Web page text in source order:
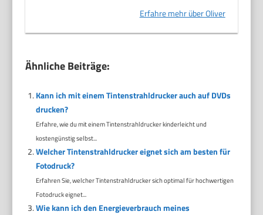
Erfahre mehr über Oliver
Ähnliche Beiträge:
Kann ich mit einem Tintenstrahldrucker auch auf DVDs
drucken?
Erfahre, wie du mit einem Tintenstrahldrucker kinderleicht und
kostengünstig selbst...
Welcher Tintenstrahldrucker eignet sich am besten für
Fotodruck?
Erfahren Sie, welcher Tintenstrahldrucker sich optimal für hochwertigen
Fotodruck eignet...
Wie kann ich den Energieverbrauch meines